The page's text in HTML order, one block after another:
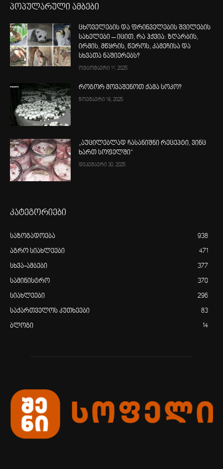
პოპულარული ამბები
ცხოველების და ფრინველების შვილების
სახელები – იცით, რა ჰქვია: ზღარბის,
ირმის, მწყრის, წეროს, კამეჩისა და
სხვათა ნაშიერებს?
ოქტომბერი 11, 2025
როგორ მოვაშენოთ ქამა სოკო?
ნოემბერი 18, 2025
„აუცილებლად ჩასანიშნი რეცეპტი, ვინც
ხართ სოფელში“
დეკემბერი 30, 2025
კატეგორიები
საზოგადოება 938
აგრო სიახლეები 471
სხვა-ამბები 377
სამინისტრო 370
სიახლეები 296
საქართველოს კუთხეები 83
ბლოგი 14